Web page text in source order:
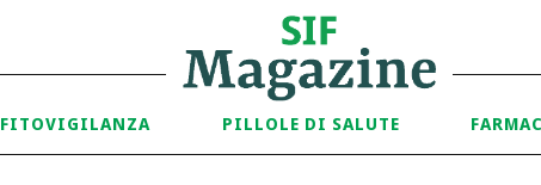
FITOVIGILANZA PILLOLE DI SALUTE